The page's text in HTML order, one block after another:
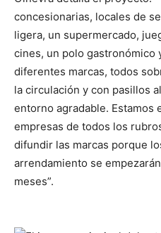
concesionarias, locales de
ligera, un supermercado,
cines, un polo gastronómico
diferentes marcas, todos
la circulación y con pasillos
entorno agradable. Estamos
empresas de todos los
difundir las marcas porque
arrendamiento se
meses”.